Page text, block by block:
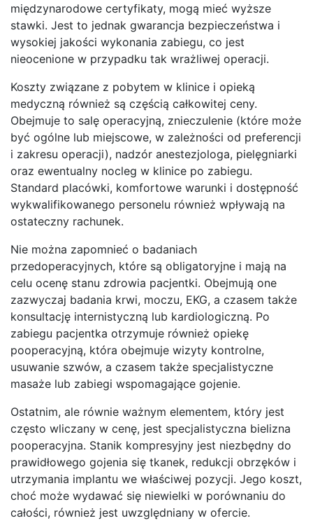
międzynarodowe certyfikaty, mogą mieć wyższe
stawki. Jest to jednak gwarancja bezpieczeństwa i
wysokiej jakości wykonania zabiegu, co jest
nieocenione w przypadku tak wrażliwej operacji.
Koszty związane z pobytem w klinice i opieką
medyczną również są częścią całkowitej ceny.
Obejmuje to salę operacyjną, znieczulenie (które może
być ogólne lub miejscowe, w zależności od preferencji
i zakresu operacji), nadzór anestezjologa, pielęgniarki
oraz ewentualny nocleg w klinice po zabiegu.
Standard placówki, komfortowe warunki i dostępność
wykwalifikowanego personelu również wpływają na
ostateczny rachunek.
Nie można zapomnieć o badaniach
przedoperacyjnych, które są obligatoryjne i mają na
celu ocenę stanu zdrowia pacjentki. Obejmują one
zazwyczaj badania krwi, moczu, EKG, a czasem także
konsultację internistyczną lub kardiologiczną. Po
zabiegu pacjentka otrzymuje również opiekę
pooperacyjną, która obejmuje wizyty kontrolne,
usuwanie szwów, a czasem także specjalistyczne
masaże lub zabiegi wspomagające gojenie.
Ostatnim, ale równie ważnym elementem, który jest
często wliczany w cenę, jest specjalistyczna bielizna
pooperacyjna. Stanik kompresyjny jest niezbędny do
prawidłowego gojenia się tkanek, redukcji obrzęków i
utrzymania implantu we właściwej pozycji. Jego koszt,
choć może wydawać się niewielki w porównaniu do
całości, również jest uwzględniany w ofercie.